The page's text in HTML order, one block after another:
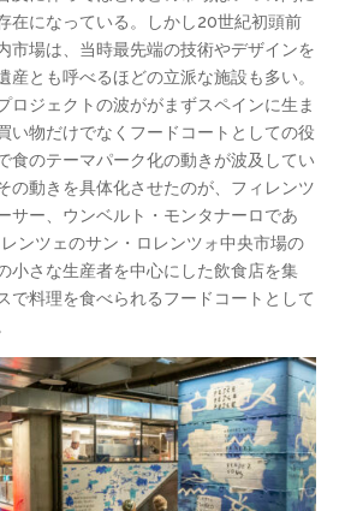
在になっている。しかし20世紀初頭前
市場は、当時最先端の技術やデザインを
産とも呼べるほどの立派な施設も多い。
ロジェクトの波ががまずスペインに生ま
い物だけでなくフードコートとしての役
食のテーマパーク化の動きが波及してい
の動きを具体化させたのが、フィレンツ
サー、ウンベルト・モンタナーロであ
ンツェのサン・ロレンツォ中央市場の
小さな生産者を中心にした飲食店を集
で料理を食べられるフードコートとして